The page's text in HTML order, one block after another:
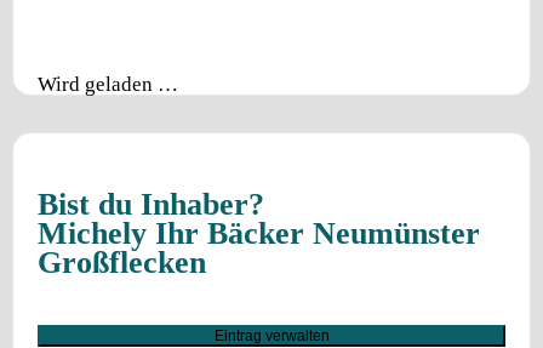
Wird geladen …
Bist du Inhaber?
Michely Ihr Bäcker Neumünster
Großflecken
Eintrag verwalten